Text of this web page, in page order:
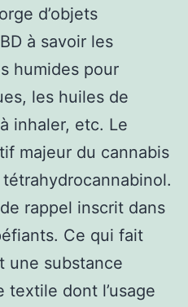
d’objets
à savoir les
humides pour
les huiles de
inhaler, etc. Le
majeur du cannabis
rappel inscrit dans
Ce qui fait
une substance
textile dont l’usage